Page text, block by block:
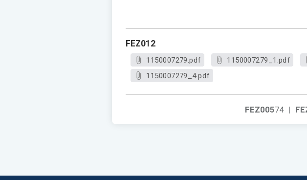
FEZ012
1150007279.pdf 1150007279_1.pdf
1150007279_4.pdf
FEZ00574 |